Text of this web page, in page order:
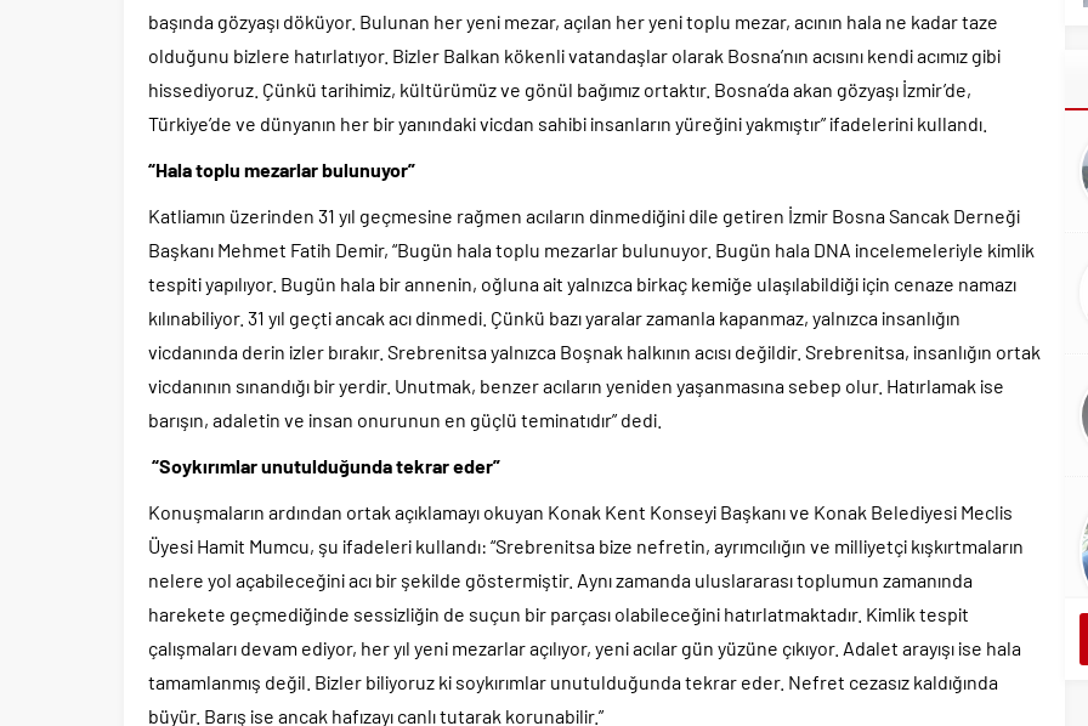
başında gözyaşı döküyor. Bulunan her yeni mezar, açılan her yeni toplu mezar, acının hala ne kadar taze
olduğunu bizlere hatırlatıyor. Bizler Balkan kökenli vatandaşlar olarak Bosna’nın acısını kendi acımız gibi
hissediyoruz. Çünkü tarihimiz, kültürümüz ve gönül bağımız ortaktır. Bosna’da akan gözyaşı İzmir’de,
Türkiye’de ve dünyanın her bir yanındaki vicdan sahibi insanların yüreğini yakmıştır” ifadelerini kullandı.
“Hala toplu mezarlar bulunuyor”
Katliamın üzerinden 31 yıl geçmesine rağmen acıların dinmediğini dile getiren İzmir Bosna Sancak Derneği
Başkanı Mehmet Fatih Demir, “Bugün hala toplu mezarlar bulunuyor. Bugün hala DNA incelemeleriyle kimlik
tespiti yapılıyor. Bugün hala bir annenin, oğluna ait yalnızca birkaç kemiğe ulaşılabildiği için cenaze namazı
kılınabiliyor. 31 yıl geçti ancak acı dinmedi. Çünkü bazı yaralar zamanla kapanmaz, yalnızca insanlığın
vicdanında derin izler bırakır. Srebrenitsa yalnızca Boşnak halkının acısı değildir. Srebrenitsa, insanlığın ortak
vicdanının sınandığı bir yerdir. Unutmak, benzer acıların yeniden yaşanmasına sebep olur. Hatırlamak ise
barışın, adaletin ve insan onurunun en güçlü teminatıdır” dedi.
“Soykırımlar unutulduğunda tekrar eder”
Konuşmaların ardından ortak açıklamayı okuyan Konak Kent Konseyi Başkanı ve Konak Belediyesi Meclis
Üyesi Hamit Mumcu, şu ifadeleri kullandı: “Srebrenitsa bize nefretin, ayrımcılığın ve milliyetçi kışkırtmaların
nelere yol açabileceğini acı bir şekilde göstermiştir. Aynı zamanda uluslararası toplumun zamanında
harekete geçmediğinde sessizliğin de suçun bir parçası olabileceğini hatırlatmaktadır. Kimlik tespit
çalışmaları devam ediyor, her yıl yeni mezarlar açılıyor, yeni acılar gün yüzüne çıkıyor. Adalet arayışı ise hala
tamamlanmış değil. Bizler biliyoruz ki soykırımlar unutulduğunda tekrar eder. Nefret cezasız kaldığında
büyür. Barış ise ancak hafızayı canlı tutarak korunabilir.”